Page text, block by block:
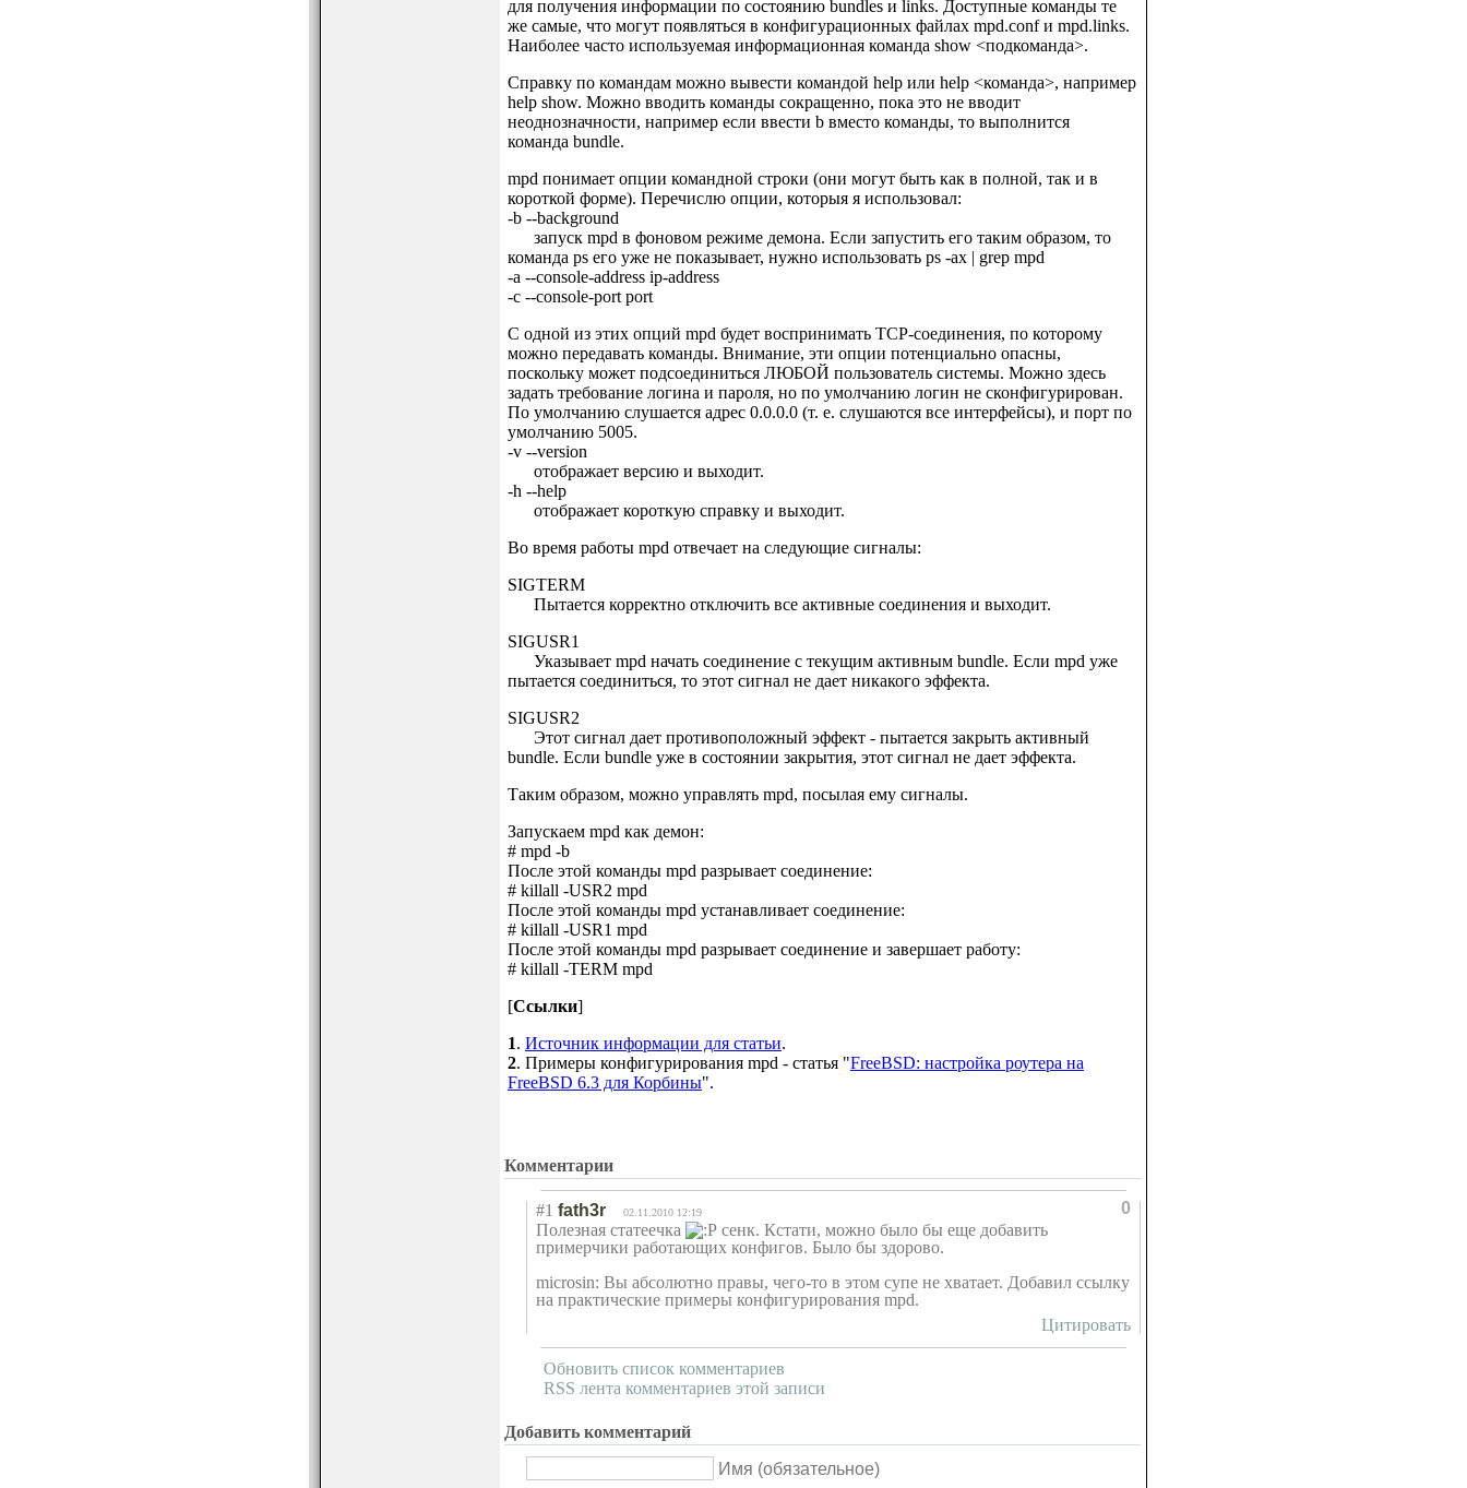
для получения информации по состоянию bundles и links. Доступные команды те
же самые, что могут появляться в конфигурационных файлах mpd.conf и mpd.links.
Наиболее часто используемая информационная команда show <подкоманда>.
Справку по командам можно вывести командой help или help <команда>, например
help show. Можно вводить команды сокращенно, пока это не вводит
неоднозначности, например если ввести b вместо команды, то выполнится
команда bundle.
mpd понимает опции командной строки (они могут быть как в полной, так и в
короткой форме). Перечислю опции, которыя я использовал:
-b --background
запуск mpd в фоновом режиме демона. Если запустить его таким образом, то
команда ps его уже не показывает, нужно использовать ps -ax | grep mpd
-a --console-address ip-address
-c --console-port port
С одной из этих опций mpd будет воспринимать TCP-соединения, по которому
можно передавать команды. Внимание, эти опции потенциально опасны,
поскольку может подсоединиться ЛЮБОЙ пользователь системы. Можно здесь
задать требование логина и пароля, но по умолчанию логин не сконфигурирован.
По умолчанию слушается адрес 0.0.0.0 (т. е. слушаются все интерфейсы), и порт по
умолчанию 5005.
-v --version
отображает версию и выходит.
-h --help
отображает короткую справку и выходит.
Во время работы mpd отвечает на следующие сигналы:
SIGTERM
Пытается корректно отключить все активные соединения и выходит.
SIGUSR1
Указывает mpd начать соединение с текущим активным bundle. Если mpd уже
пытается соединиться, то этот сигнал не дает никакого эффекта.
SIGUSR2
Этот сигнал дает противоположный эффект - пытается закрыть активный
bundle. Если bundle уже в состоянии закрытия, этот сигнал не дает эффекта.
Таким образом, можно управлять mpd, посылая ему сигналы.
Запускаем mpd как демон:
# mpd -b
После этой команды mpd разрывает соединение:
# killall -USR2 mpd
После этой команды mpd устанавливает соединение:
# killall -USR1 mpd
После этой команды mpd разрывает соединение и завершает работу:
# killall -TERM mpd
[Ссылки]
1. Источник информации для статьи.
2. Примеры конфигурирования mpd - статья "FreeBSD: настройка роутера на
FreeBSD 6.3 для Корбины".
Комментарии
0
#1 fath3r 02.11.2010 12:19
Полезная статеечка
сенк. Кстати, можно было бы еще добавить
примерчики работающих конфигов. Было бы здорово.
microsin: Вы абсолютно правы, чего-то в этом супе не хватает. Добавил ссылку
на практические примеры конфигурирования mpd.
Цитировать
Обновить список комментариев
RSS лента комментариев этой записи
Добавить комментарий
Имя (обязательное)